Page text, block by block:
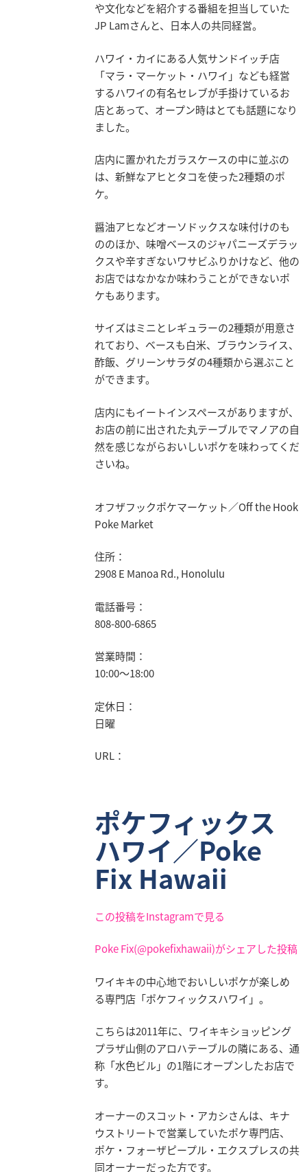
や文化などを紹介する番組を担当していた
JP Lamさんと、日本人の共同経営。
ハワイ・カイにある人気サンドイッチ店
「マラ・マーケット・ハワイ」なども経営
するハワイの有名セレブが手掛けているお
店とあって、オープン時はとても話題になり
ました。
店内に置かれたガラスケースの中に並ぶの
は、新鮮なアヒとタコを使った2種類のポ
ケ。
醤油アヒなどオーソドックスな味付けのも
ののほか、味噌ベースのジャパニーズデラッ
クスや辛すぎないワサビふりかけなど、他の
お店ではなかなか味わうことができないポ
ケもあります。
サイズはミニとレギュラーの2種類が用意さ
れており、ベースも白米、ブラウンライス、
酢飯、グリーンサラダの4種類から選ぶこと
ができます。
店内にもイートインスペースがありますが、
お店の前に出された丸テーブルでマノアの自
然を感じながらおいしいポケを味わってくだ
さいね。
オフザフックポケマーケット／Off the Hook
Poke Market
住所：
2908 E Manoa Rd., Honolulu
電話番号：
808-800-6865
営業時間：
10:00～18:00
定休日：
日曜
URL：
ポケフィックス
ハワイ／Poke
Fix Hawaii
この投稿をInstagramで見る
Poke Fix(@pokefixhawaii)がシェアした投稿
ワイキキの中心地でおいしいポケが楽しめ
る専門店「ポケフィックスハワイ」。
こちらは2011年に、ワイキキショッピング
プラザ山側のアロハテーブルの隣にある、通
称「水色ビル」の1階にオープンしたお店で
す。
オーナーのスコット・アカシさんは、キナ
ウストリートで営業していたポケ専門店、
ポケ・フォーザピープル・エクスプレスの共
同オーナーだった方です。